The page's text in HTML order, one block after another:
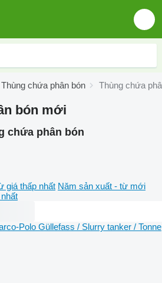
Thùng chứa phân bón Thùng chứa
bón mới
chứa phân bón
giá thấp nhất Năm sản xuất - từ mới